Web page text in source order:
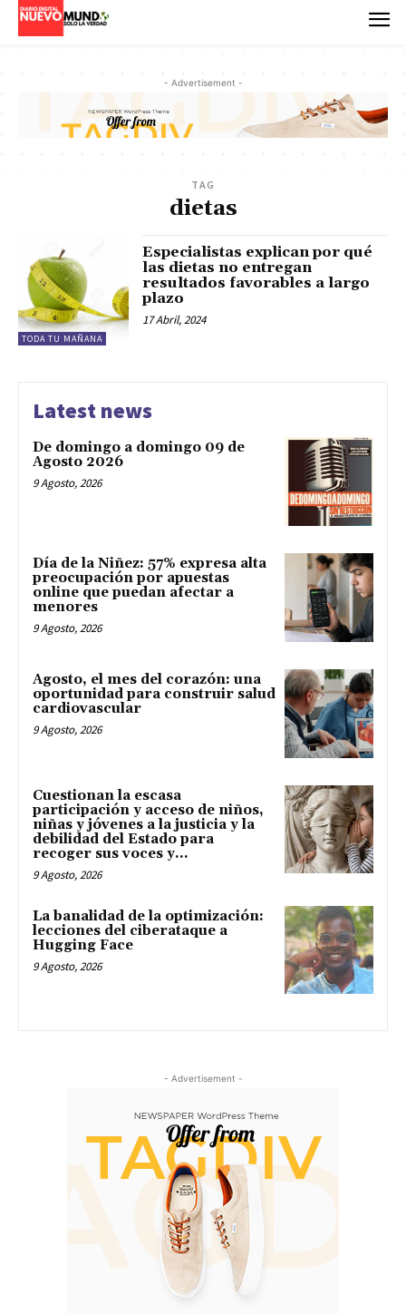
- Advertisement -
TAG
dietas
TODA TU MAÑANA
Especialistas explican por qué
las dietas no entregan
resultados favorables a largo
plazo
17 Abril, 2024
Latest news
De domingo a domingo 09 de
Agosto 2026
9 Agosto, 2026
Día de la Niñez: 57% expresa alta
preocupación por apuestas
online que puedan afectar a
menores
9 Agosto, 2026
Agosto, el mes del corazón: una
oportunidad para construir salud
cardiovascular
9 Agosto, 2026
Cuestionan la escasa
participación y acceso de niños,
niñas y jóvenes a la justicia y la
debilidad del Estado para
recoger sus voces y...
9 Agosto, 2026
La banalidad de la optimización:
lecciones del ciberataque a
Hugging Face
9 Agosto, 2026
- Advertisement -